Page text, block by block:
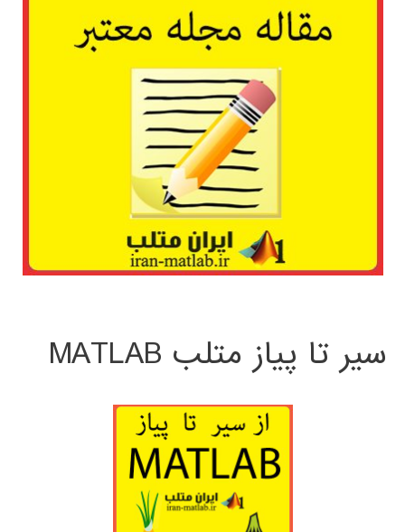
سیر تا پیاز متلب MATLAB